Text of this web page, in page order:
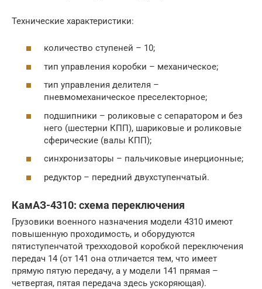
Технические характеристики:
количество ступеней – 10;
тип управления коробки – механическое;
тип управления делителя –
пневмомеханическое преселекторное;
подшипники – роликовые с сепаратором и без
него (шестерни КПП), шариковые и роликовые
сферические (валы КПП);
синхронизаторы – пальчиковые инерционные;
редуктор – передний двухступенчатый.
КамАЗ-4310: схема переключения
Грузовики военного назначения модели 4310 имеют
повышенную проходимость, и оборудуются
пятиступенчатой трехходовой коробкой переключения
передач 14 (от 141 она отличается тем, что имеет
прямую пятую передачу, а у модели 141 прямая –
четвертая, пятая передача здесь ускоряющая).